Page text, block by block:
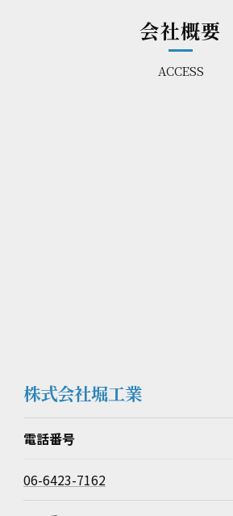
会社概要
ACCESS
株式会社堀工業
電話番号
06-6423-7162